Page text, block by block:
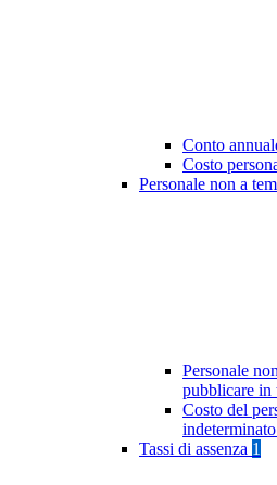
Conto
Costo
Personale non a
Personale
pubblicare in
Costo del
Tassi di assenza 1